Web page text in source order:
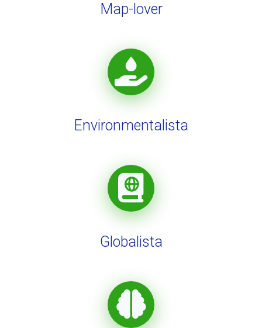
Map-lover
Environmentalista
Globalista